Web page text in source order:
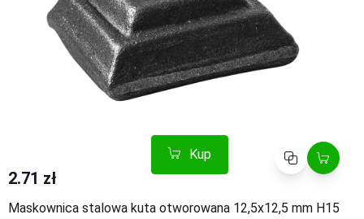
Kup Porównaj
2.71 zł
Maskownica stalowa kuta otworowana 12,5x12,5 mm H15